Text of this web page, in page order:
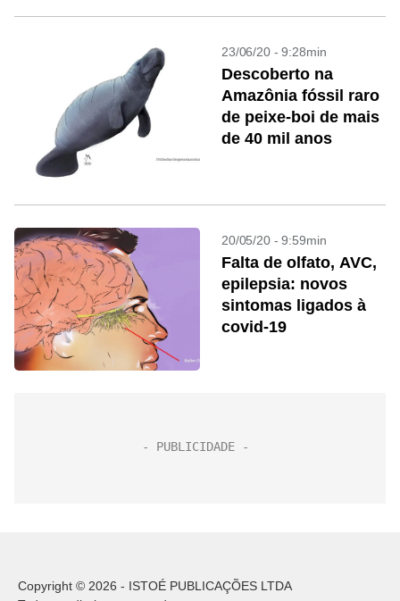
23/06/20 - 9:28min
Descoberto na
Amazônia fóssil raro
de peixe-boi de mais
de 40 mil anos
20/05/20 - 9:59min
Falta de olfato, AVC,
epilepsia: novos
sintomas ligados à
covid-19
Copyright © 2026 - ISTOÉ PUBLICAÇÕES LTDA